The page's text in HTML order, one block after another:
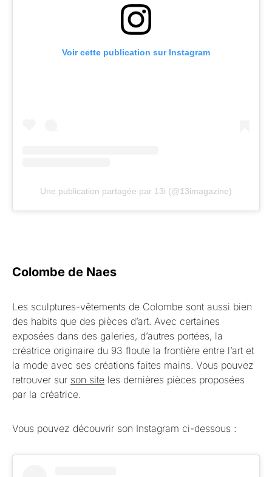
Voir cette publication sur Instagram
Une publication partagée par 13i (@13imagazine)
Colombe de Naes
Les sculptures-vêtements de Colombe sont aussi bien
des habits que des pièces d’art. Avec certaines
exposées dans des galeries, d’autres portées, la
créatrice originaire du 93 floute la frontière entre l’art et
la mode avec ses créations faites mains. Vous pouvez
retrouver sur son site les dernières pièces proposées
par la créatrice.
Vous pouvez découvrir son Instagram ci-dessous :